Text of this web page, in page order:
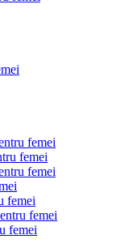
femei
femei
femei
femei
femei
femei